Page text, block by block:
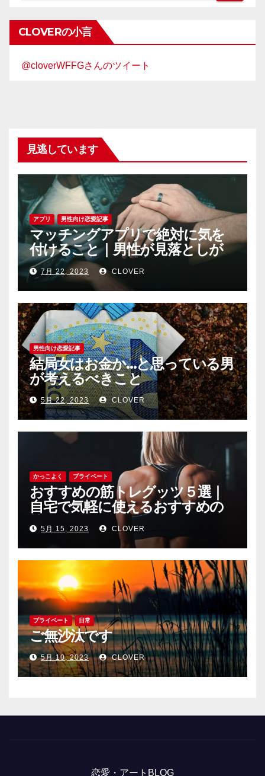
CLOVERの小言
@cloverWFFGさんのツイート
見逃しています
アプリ 男性向け恋愛記事
マッチングアプリで絶対に気を
付けること｜男性が見落としが
ちな恐怖心と警戒心
7月 22, 2023 CLOVER
男性向け恋愛記事
結局女はお金か…と思っている男
が考えるべきこと
5月 22, 2023 CLOVER
かっこよく プライベート
おすすめの筋トレグッツ５選｜
自宅で気軽に使えるおすすめの
筋トレグッツをご紹介
5月 15, 2023 CLOVER
プライベート 日常
ご無沙汰です
5月 10, 2023 CLOVER
恋愛・アートBLOG